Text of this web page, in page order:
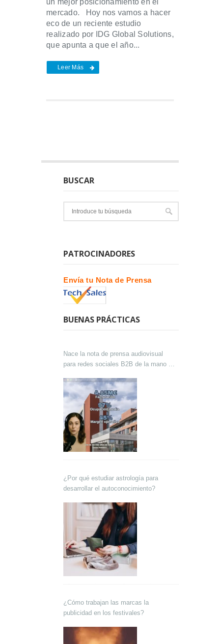
un mejor posicionamiento en el
mercado. Hoy nos vamos a hacer
eco de un reciente estudio
realizado por IDG Global Solutions,
que apunta a que el año...
Leer Más
BUSCAR
PATROCINADORES
Envía tu Nota de Prensa
BUENAS PRÁCTICAS
Nace la nota de prensa audiovisual
para redes sociales B2B de la mano de
¿Por qué estudiar astrología para
desarrollar el autoconocimiento?
¿Cómo trabajan las marcas la
publicidad en los festivales?